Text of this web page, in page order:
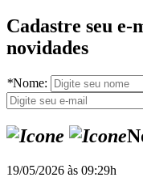
Cadastre seu e-
novidades
*Nome:
19/05/2026 às 09:29h